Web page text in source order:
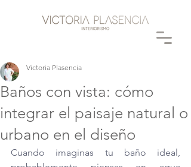
Baños con vista: cómo
integrar el paisaje natural o
urbano en el diseño
Victoria Plasencia
Cuando imaginas tu baño ideal,